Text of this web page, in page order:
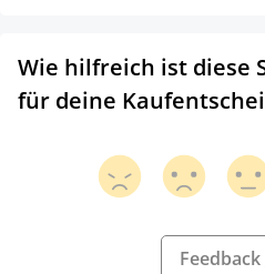
Wie hilfreich ist diese
für deine